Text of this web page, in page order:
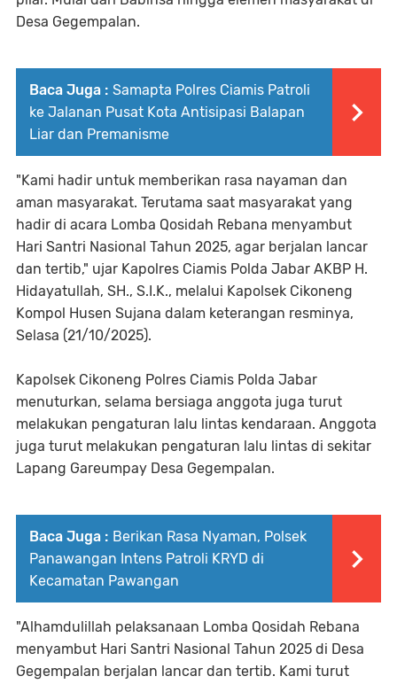
Desa Gegempalan.
Baca Juga : Samapta Polres Ciamis Patroli
ke Jalanan Pusat Kota Antisipasi Balapan
Liar dan Premanisme
"Kami hadir untuk memberikan rasa nayaman dan
aman masyarakat. Terutama saat masyarakat yang
hadir di acara Lomba Qosidah Rebana menyambut
Hari Santri Nasional Tahun 2025, agar berjalan lancar
dan tertib," ujar Kapolres Ciamis Polda Jabar AKBP H.
Hidayatullah, SH., S.I.K., melalui Kapolsek Cikoneng
Kompol Husen Sujana dalam keterangan resminya,
Selasa (21/10/2025).
Kapolsek Cikoneng Polres Ciamis Polda Jabar
menuturkan, selama bersiaga anggota juga turut
melakukan pengaturan lalu lintas kendaraan. Anggota
juga turut melakukan pengaturan lalu lintas di sekitar
Lapang Gareumpay Desa Gegempalan.
Baca Juga : Berikan Rasa Nyaman, Polsek
Panawangan Intens Patroli KRYD di
Kecamatan Pawangan
"Alhamdulillah pelaksanaan Lomba Qosidah Rebana
menyambut Hari Santri Nasional Tahun 2025 di Desa
Gegempalan berjalan lancar dan tertib. Kami turut